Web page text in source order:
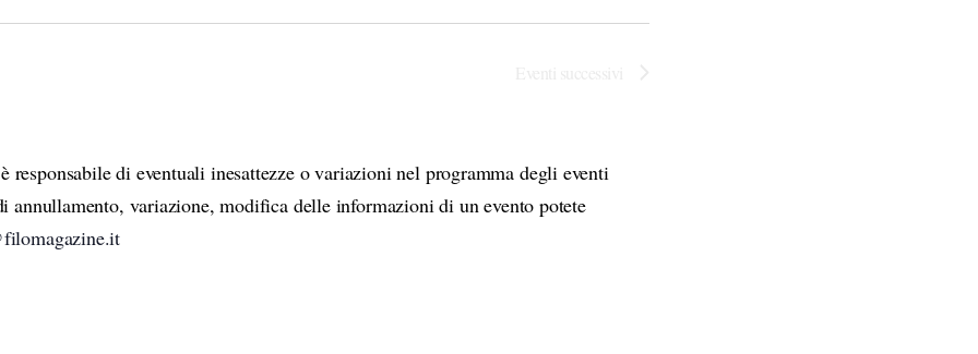
responsabile di eventuali inesattezze o variazioni nel programma degli eventi
annullamento, variazione, modifica delle informazioni di un evento potete